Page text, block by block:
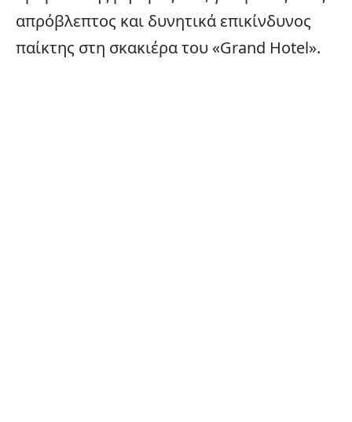
απρόβλεπτος και δυνητικά επικίνδυνος
παίκτης στη σκακιέρα του «Grand Hotel».